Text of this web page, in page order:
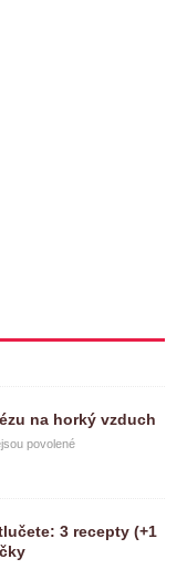
na horký vzduch
povolené
3 recepty (+1